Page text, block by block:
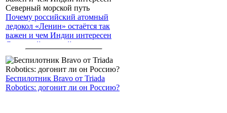
Почему российский атомный
ледокол «Ленин» остаётся так
важен и чем Индии интересен
Северный морской путь
Беспилотник Bravo от Triada
Robotics: догонит ли он Россию?